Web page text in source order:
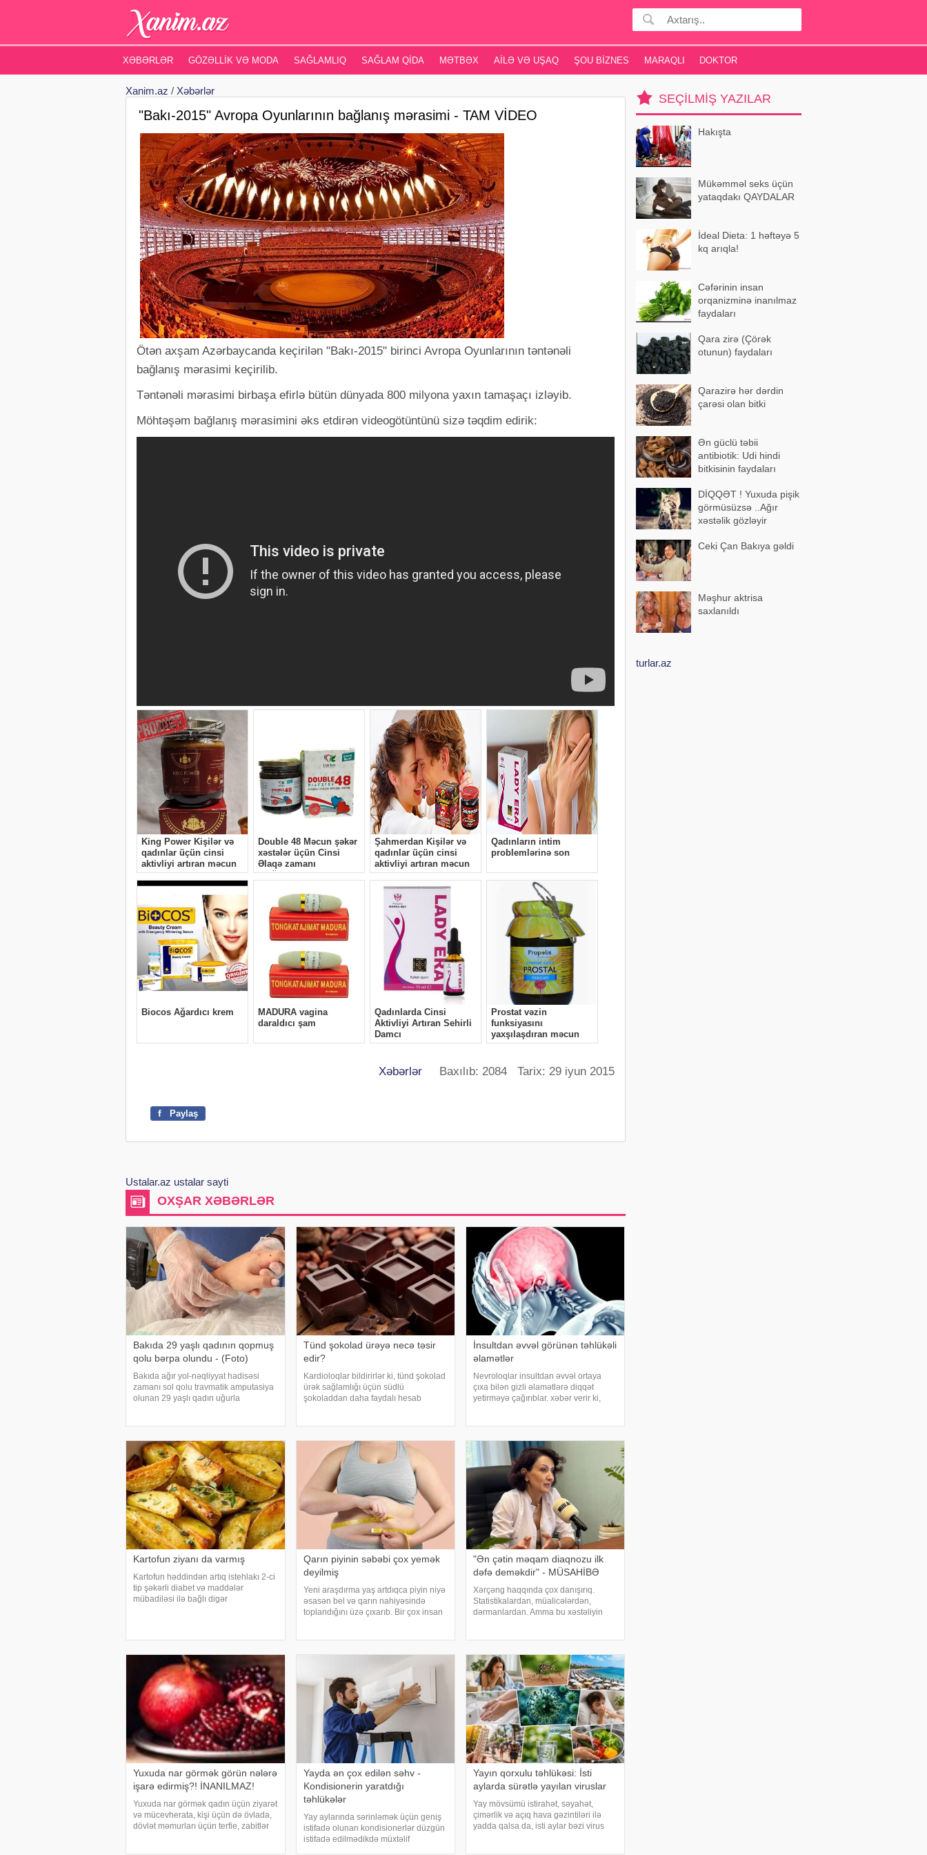
XƏBƏRLƏR GÖZƏLLIK VƏ MODA SAĞLAMLIQ SAĞLAM QIDA MƏTBƏX AILƏ VƏ UŞAQ ŞOU BIZNES MARAQLI DOKTOR
Xanim.az / Xəbərlər
"Bakı-2015" Avropa Oyunlarının bağlanış mərasimi - TAM VİDEO
Ötən axşam Azərbaycanda keçirilən "Bakı-2015" birinci Avropa Oyunlarının təntənəli
bağlanış mərasimi keçirilib.
Təntənəli mərasimi birbaşa efirlə bütün dünyada 800 milyona yaxın tamaşaçı izləyib.
Möhtəşəm bağlanış mərasimini əks etdirən videogötüntünü sizə təqdim edirik:
Xəbərlər Baxılıb: 2084 Tarix: 29 iyun 2015
f Paylaş
Ustalar.az ustalar sayti
OXŞAR XƏBƏRLƏR
Bakıda 29 yaşlı qadının qopmuş
qolu bərpa olundu - (Foto)
Bakıda ağır yol-nəqliyyat hadisəsi
zamanı sol qolu travmatik amputasiya
olunan 29 yaşlı qadın uğurla
adına Elmi Cərrahiyy
Tünd şokolad ürəyə necə təsir
edir?
Kardioloqlar bildirirlər ki, tünd şokolad
ürək sağlamlığı üçün südlü
şokoladdan daha faydalı hesab
bildirir ki
İnsultdan əvvəl görünən təhlükəli
əlamətlər
Nevroloqlar insultdan əvvəl ortaya
çıxa bilən gizli əlamətlərə diqqət
yetirməyə çağırıblar. xəbər verir ki,
Kartofun ziyanı da varmış
Kartofun həddindən artıq istehlakı 2-ci
tip şəkərli diabet və maddələr
mübadiləsi ilə bağlı digər
gəliblər. -
Qarın piyinin səbəbi çox yemək
deyilmiş
Yeni araşdırma yaş artdıqca piyin niyə
əsasən bel və qarın nahiyəsində
toplandığını üzə çıxarıb. Bir çox insan
təkcə esteti
"Ən çətin məqam diaqnozu ilk
dəfə deməkdir" - MÜSAHİBƏ
Xərçəng haqqında çox danışırıq.
Statistikalardan, müalicələrdən,
dərmanlardan. Amma bu xəstəliyin
Elə buna gör
Yuxuda nar görmək görün nələrə
işarə edirmiş?! İNANILMAZ!
Yuxuda nar görmək qadın üçün ziyarət
və mücevherata, kişi üçün də övlada,
dövlət məmurları üçün terfie, zabitlər
Yayda ən çox edilən səhv -
Kondisionerin yaratdığı
təhlükələr
Yay aylarında sərinləmək üçün geniş
istifadə olunan kondisionerlər düzgün
istifadə edilmədikdə müxtəlif
Yayın qorxulu təhlükəsi: İsti
aylarda sürətlə yayılan viruslar
Yay mövsümü istirahət, səyahət,
çimərlik və açıq hava gəzintiləri ilə
yadda qalsa da, isti aylar bəzi virus
SEÇILMIŞ YAZILAR
Hakışta
Mükəmməl seks üçün
yataqdakı QAYDALAR
İdeal Dieta: 1 həftəyə 5
kq arıqla!
Cəfərinin insan
orqanizminə inanılmaz
faydaları
Qara zirə (Çörək
otunun) faydaları
Qarazirə hər dərdin
çarəsi olan bitki
Ən güclü təbii
antibiotik: Udi hindi
bitkisinin faydaları
DİQQƏT ! Yuxuda pişik
görmüsüzsə ..Ağır
xəstəlik gözləyir
Ceki Çan Bakıya gəldi
Məşhur aktrisa
saxlanıldı
turlar.az